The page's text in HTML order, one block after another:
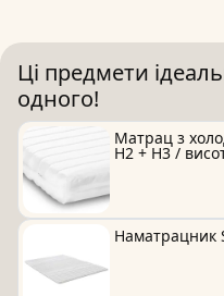
Ці предмети
одного!
Матрац з
H2 + H3 /
Наматрацник